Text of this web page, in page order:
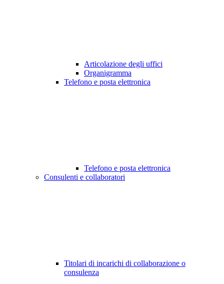
Articolazione degli uffici
Organigramma
Telefono e posta elettronica
Telefono e posta elettronica
Consulenti e collaboratori
Titolari di incarichi di collaborazione o
consulenza